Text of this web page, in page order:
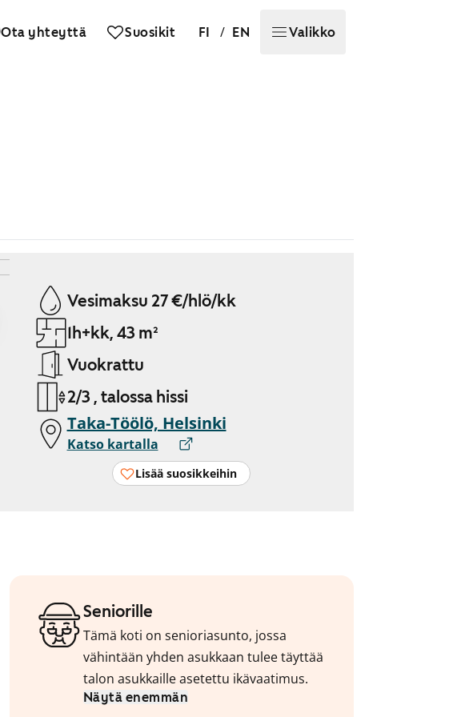
Ota yhteyttä Suosikit FI / EN Valikko
Vesimaksu 27 €/hlö/kk
1h+kk, 43 m²
Vuokrattu
2/3 , talossa hissi
Taka-Töölö, Helsinki
Katso kartalla
Lisää suosikkeihin
Seniorille
Tämä koti on senioriasunto, jossa
vähintään yhden asukkaan tulee täyttää
talon asukkaille asetettu ikävaatimus.
Näytä enemmän